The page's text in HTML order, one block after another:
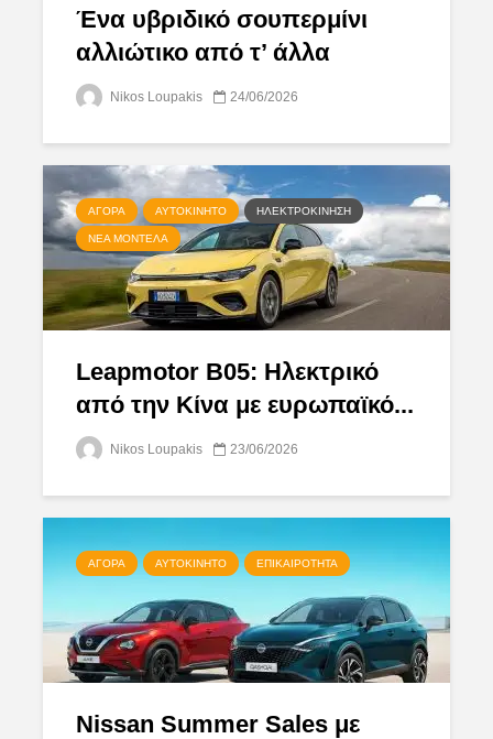
Ένα υβριδικό σουπερμίνι
αλλιώτικο από τ’ άλλα
Nikos Loupakis 24/06/2026
ΑΓΟΡΆ ΑΥΤΟΚΊΝΗΤΟ ΗΛΕΚΤΡΟΚΊΝΗΣΗ
ΝΈΑ ΜΟΝΤΈΛΑ
Leapmotor B05: Ηλεκτρικό
από την Κίνα με ευρωπαϊκό...
Nikos Loupakis 23/06/2026
ΑΓΟΡΆ ΑΥΤΟΚΊΝΗΤΟ ΕΠΙΚΑΙΡΌΤΗΤΑ
Nissan Summer Sales με